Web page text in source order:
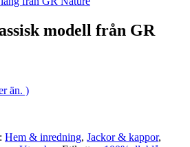
modell från GR
än. )
Hem & inredning, Jackor & kappor,